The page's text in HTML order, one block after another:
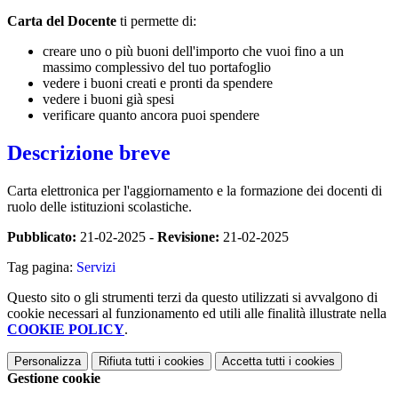
Carta del Docente ti permette di:
creare uno o più buoni dell'importo che vuoi fino a un
massimo complessivo del tuo portafoglio
vedere i buoni creati e pronti da spendere
vedere i buoni già spesi
verificare quanto ancora puoi spendere
Descrizione breve
Carta elettronica per l'aggiornamento e la formazione dei docenti di
ruolo delle istituzioni scolastiche.
Pubblicato: 21-02-2025 - Revisione: 21-02-2025
Tag pagina: Servizi
Questo sito o gli strumenti terzi da questo utilizzati si avvalgono di
cookie necessari al funzionamento ed utili alle finalità illustrate nella
COOKIE POLICY.
Personalizza Rifiuta tutti i cookies Accetta tutti i cookies
Gestione cookie